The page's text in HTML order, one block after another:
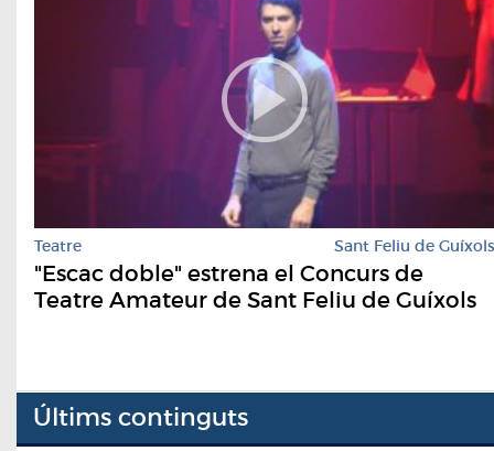
Teatre Sant Feliu de Guíxols
"Escac doble" estrena el Concurs de
Teatre Amateur de Sant Feliu de Guíxols
Últims continguts